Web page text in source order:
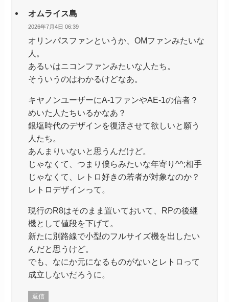
オムライス島
2026年7月4日 06:39
オリンパスファンというか、OMファンみたいな
人。
あるいはニコンファンみたいな人たち。
そういうのはわかるけどなあ。
キヤノンユーザーにA-1ファンやAE-1の信者？
めいた人たちいるかなあ？
銀塩時代のデザインを復活させて欲しいと願う
人たち。
あんまりいないと思うんだけど。
じゃなくて、つまり僕らみたいな年寄り^^;相手
じゃなくて、レトロ好きの若者が対象なのか？
レトロデザインって。
現行のR8はそのまま置いておいて、RPの後継
機として値段を下げて。
新たに別路線で小型のフルサイズ機を出したい
んだと思うけど。
でも、なにか元になるものがないとレトロって
成立しないだろうに。
返信